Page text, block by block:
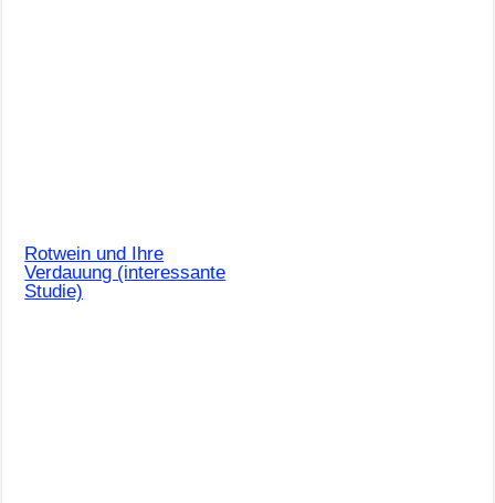
Rotwein und Ihre
Verdauung (interessante
Studie)